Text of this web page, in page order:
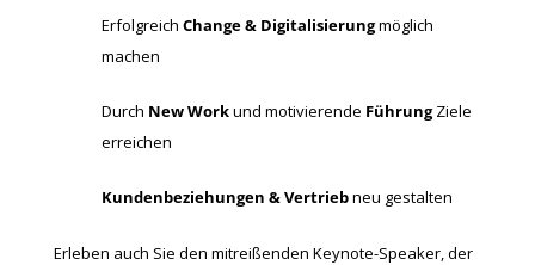
Erfolgreich Change & Digitalisierungmöglich
machen
Durch New Workund motivierende FührungZiele
erreichen
Kundenbeziehungen & Vertriebneu gestalten
Erleben auch Sie den mitreißenden Keynote-Speaker, der